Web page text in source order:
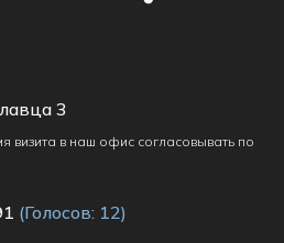
3
визита в наш офис согласовывать по
(Голосов: 12)